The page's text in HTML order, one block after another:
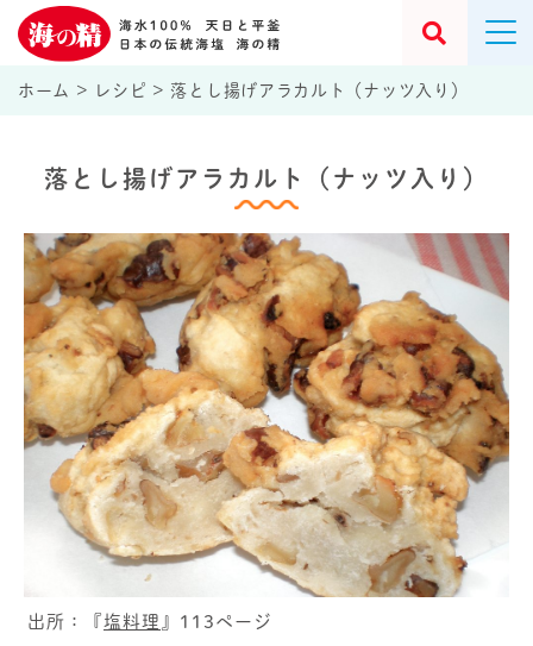
ホーム > レシピ > 落とし揚げアラカルト（ナッツ入り）
落とし揚げアラカルト（ナッツ入り）
出所：『塩料理 』113ページ